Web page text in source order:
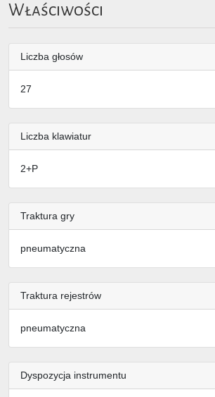
Właściwości
Liczba głosów
27
Liczba klawiatur
2+P
Traktura gry
pneumatyczna
Traktura rejestrów
pneumatyczna
Dyspozycja instrumentu